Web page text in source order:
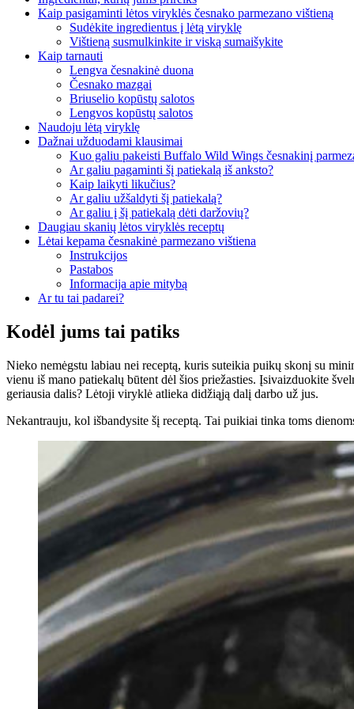
Kaip pasigaminti lėtos viryklės česnako parmezano vištieną
Sudėkite ingredientus į lėtą viryklę
Vištieną susmulkinkite ir viską sumaišykite
Kaip tarnauti
Lengva česnakinė duona
Česnako mazgai
Briuselio kopūstų salotos
Lengvos kopūstų salotos
Naudoju lėtą viryklę
Dažnai užduodami klausimai
Kuo galiu pakeisti Buffalo Wild Wings česnakinį
Ar galiu pagaminti šį patiekalą iš anksto?
Kaip laikyti likučius?
Ar galiu užšaldyti šį patiekalą?
Ar galiu į šį patiekalą dėti daržovių?
Daugiau skanių lėtos viryklės receptų
Lėtai kepama česnakinė parmezano vištiena
Instrukcijos
Pastabos
Informacija apie mitybą
Ar tu tai padarei?
Kodėl jums tai patiks
Nieko nemėgstu labiau nei receptą, kuris suteikia puikų skonį su
vienu iš mano patiekalų būtent dėl ​​šios priežasties. Įsivaizduokite
geriausia dalis? Lėtoji viryklė atlieka didžiąją dalį darbo už jus.
Nekantrauju, kol išbandysite šį receptą. Tai puikiai tinka toms